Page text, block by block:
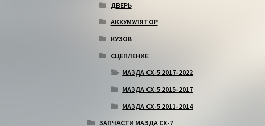
ДВЕРЬ
АККУМУЛЯТОР
КУЗОВ
СЦЕПЛЕНИЕ
МАЗДА СХ-5 2017-2022
МАЗДА СХ-5 2015-2017
МАЗДА СХ-5 2011-2014
ЗАПЧАСТИ МАЗДА СХ-7